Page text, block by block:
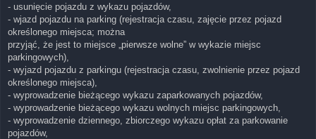
- usunięcie pojazdu z wykazu pojazdów,
- wjazd pojazdu na parking (rejestracja czasu, zajęcie przez pojazd
określonego miejsca; można
przyjąć, że jest to miejsce „pierwsze wolne” w wykazie miejsc
parkingowych),
- wyjazd pojazdu z parkingu (rejestracja czasu, zwolnienie przez pojazd
określonego miejsca),
- wyprowadzenie bieżącego wykazu zaparkowanych pojazdów,
- wyprowadzenie bieżącego wykazu wolnych miejsc parkingowych,
- wyprowadzenie dziennego, zbiorczego wykazu opłat za parkowanie
pojazdów,